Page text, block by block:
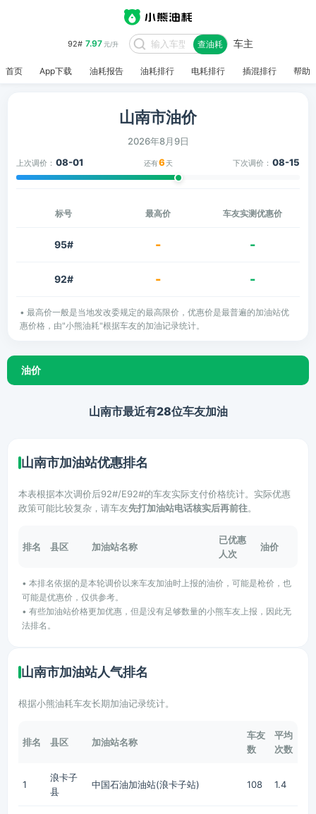
92# 7.97元/升 查油耗 车主
首页 App下载 油耗报告 油耗排行 电耗排行 插混排行 帮助
山南市油价
2026年8月9日
上次调价： 08-01 还有6 天 下次调价： 08-15
标号 最高价 车友实测优惠价
95# - -
92# - -
• 最高价一般是当地发改委规定的最高限价，优惠价是最普遍的加油站优
惠价格，由"小熊油耗"根据车友的加油记录统计。
油价
山南市最近有28位车友加油
山南市加油站优惠排名
本表根据本次调价后92#/E92#的车友实际支付价格统计。实际优惠
政策可能比较复杂，请车友先打加油站电话核实后再前往。
排名 县区 加油站名称
已优惠
人次
油价
• 本排名依据的是本轮调价以来车友加油时上报的油价，可能是枪价，也
可能是优惠价，仅供参考。
• 有些加油站价格更加优惠，但是没有足够数量的小熊车友上报，因此无
法排名。
山南市加油站人气排名
根据小熊油耗车友长期加油记录统计。
排名 县区 加油站名称
车友
数
平均
次数
1
浪卡子
县
中国石油加油站(浪卡子站) 108 1.4